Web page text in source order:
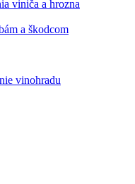
viniča a hrozna
a škodcom
vinohradu